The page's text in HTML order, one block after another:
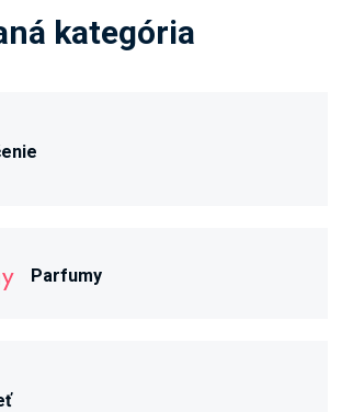
kategória
Parfumy